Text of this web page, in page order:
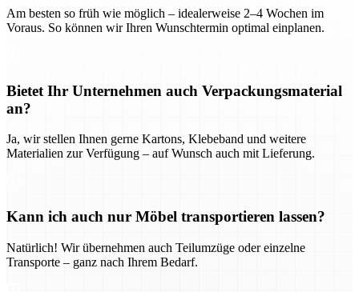
Am besten so früh wie möglich – idealerweise 2–4 Wochen im
Voraus. So können wir Ihren Wunschtermin optimal einplanen.
Bietet Ihr Unternehmen auch Verpackungsmaterial
an?
Ja, wir stellen Ihnen gerne Kartons, Klebeband und weitere
Materialien zur Verfügung – auf Wunsch auch mit Lieferung.
Kann ich auch nur Möbel transportieren lassen?
Natürlich! Wir übernehmen auch Teilumzüge oder einzelne
Transporte – ganz nach Ihrem Bedarf.